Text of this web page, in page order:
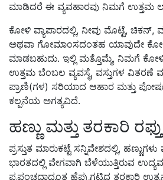
ಮಾಡಿದರೆ ಈ ವ್ಯವಹಾರವು ನಿಮಗೆ ಉತ್ತಮ
ಕೋಳಿ ವ್ಯಾಪಾರದಲ್ಲಿ, ನೀವು ಮೊಟ್ಟೆ, ಚಿಕನ್,
ಅಥವಾ ಗೋಮಾಂಸದಂತಹ ಯಾವುದೇ ಕೋಳಿ
ಮಾಡಬಹುದು. ಇಲ್ಲಿ ಮತ್ತೊಮ್ಮೆ, ನಿಮಗೆ ಕೋಳಿ
ಉತ್ತಮ ಬೆಂಬಲ ವ್ಯವಸ್ಥೆ, ವಸ್ತುಗಳ ವಿತರಣೆ
ಪ್ರಾಣಿ(ಗಳ) ಸರಿಯಾದ ಆಹಾರ ಮತ್ತು
ಕಲ್ಪನೆಯ ಅಗತ್ಯವಿದೆ.
ಹಣ್ಣು ಮತ್ತು ತರಕಾರಿ
ಪ್ರಸ್ತುತ ಮಾರುಕಟ್ಟೆ ಸನ್ನಿವೇಶದಲ್ಲಿ, ಹಣ್ಣುಗಳು
ಭಾರತದಲ್ಲಿ ವೇಗವಾಗಿ ಬೆಳೆಯುತ್ತಿರುವ
ಪ್ರಪಂಚದಾದ್ಯಂತ ಹೆಪ್ಪುಗಟ್ಟಿದ ತರಕಾರಿ